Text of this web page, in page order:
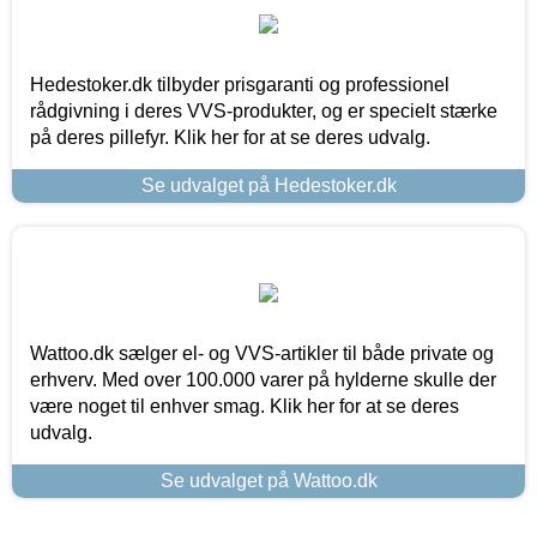
Hedestoker.dk tilbyder prisgaranti og professionel
rådgivning i deres VVS-produkter, og er specielt stærke
på deres pillefyr. Klik her for at se deres udvalg.
Se udvalget på Hedestoker.dk
Wattoo.dk sælger el- og VVS-artikler til både private og
erhverv. Med over 100.000 varer på hylderne skulle der
være noget til enhver smag. Klik her for at se deres
udvalg.
Se udvalget på Wattoo.dk